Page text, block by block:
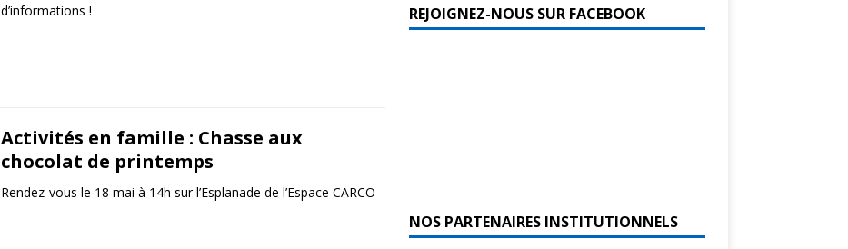
d’informations !
Activités en famille : Chasse aux
chocolat de printemps
Rendez-vous le 18 mai à 14h sur l’Esplanade de l’Espace CARCO
REJOIGNEZ-NOUS SUR FACEBOOK
NOS PARTENAIRES INSTITUTIONNELS